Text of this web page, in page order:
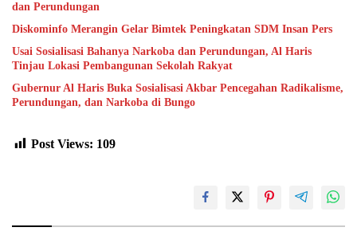
dan Perundungan
Diskominfo Merangin Gelar Bimtek Peningkatan SDM Insan Pers
Usai Sosialisasi Bahanya Narkoba dan Perundungan, Al Haris
Tinjau Lokasi Pembangunan Sekolah Rakyat
Gubernur Al Haris Buka Sosialisasi Akbar Pencegahan Radikalisme,
Perundungan, dan Narkoba di Bungo
Post Views: 109